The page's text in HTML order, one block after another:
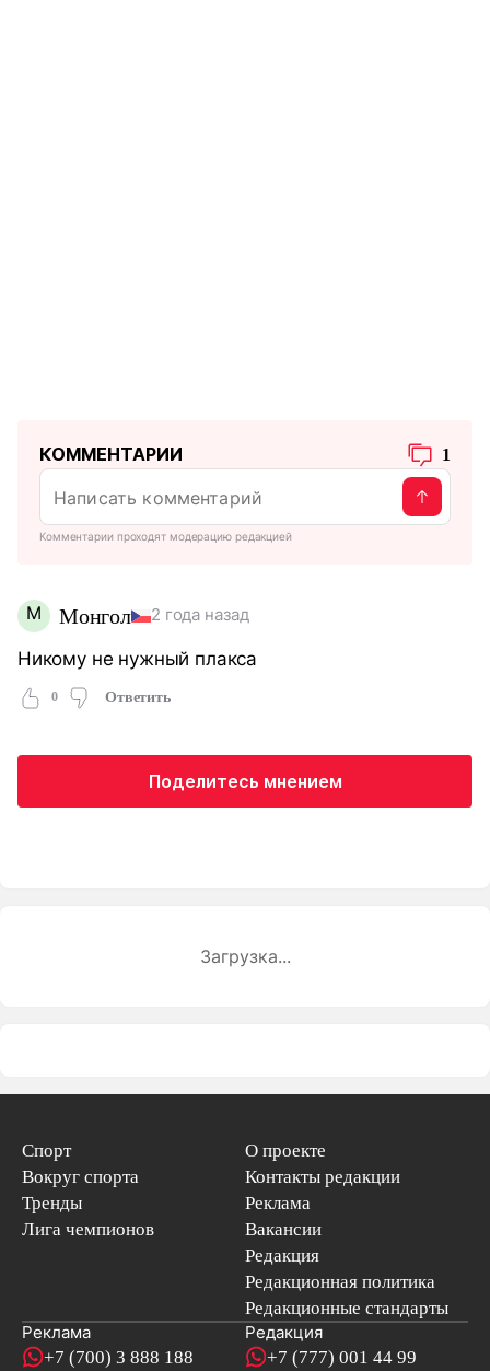
КОММЕНТАРИИ 1
Комментарии проходят модерацию редакцией
М Монгол 2 года назад
Никому не нужный плакса
0 Ответить
Поделитесь мнением
Загрузка...
Спорт
Вокруг спорта
Тренды
Лига чемпионов
О проекте
Контакты редакции
Реклама
Вакансии
Редакция
Редакционная политика
Редакционные стандарты
Реклама
+7 (700) 3 888 188
Редакция
+7 (777) 001 44 99